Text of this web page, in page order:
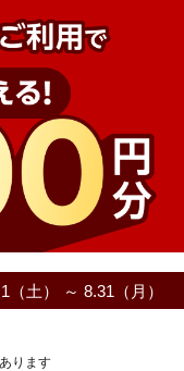
（土） ～ 8.31（月）
ります